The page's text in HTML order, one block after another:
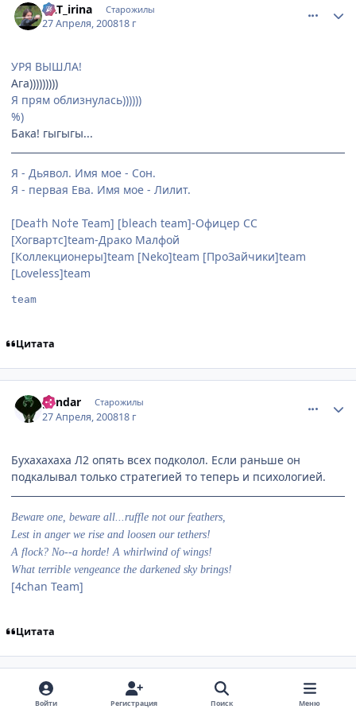
KAT_irina Старожилы
27 Апреля, 200818 г
УРЯ ВЫШЛА!
Ага)))))))))
Я прям облизнулась))))))
%)
Бака! гыгыгы...
Я - Дьявол. Имя мое - Сон.
Я - первая Ева. Имя мое - Лилит.
[Dea†h No†e Team] [bleach team]-Офицер СС
[Хогвартс]team-Драко Малфой
[Коллекционеры]team [Neko]team [ПроЗайчики]team
[Loveless]team
team
Цитата
gendar Старожилы
27 Апреля, 200818 г
Бухахахаха Л2 опять всех подколол. Если раньше он
подкалывал только стратегией то теперь и психологией.
Beware one, beware all...ruffle not our feathers,
Lest in anger we rise and loosen our tethers!
A flock? No--a horde! A whirlwind of wings!
What terrible vengeance the darkened sky brings!
[4chan Team]
Цитата
Shiori Старожилы
27 Апреля, 200818 г
Войти Регистрация Поиск Меню